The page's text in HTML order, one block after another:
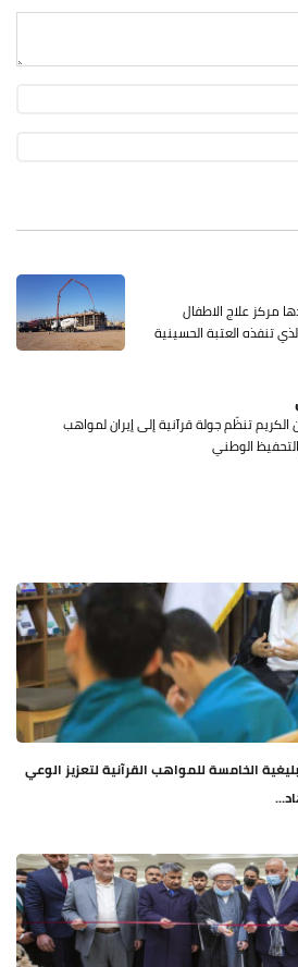
مركز علاج الاطفال
تنفذه العتبة الحسينية
الكريم تنظّم جولة قرآنية إلى إيران لمواهب
الوطني
الخامسة للمواهب القرآنية لتعزيز الوعي